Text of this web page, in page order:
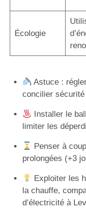
Écologie
Astuce :
concilier
Installer le
limiter les
Penser à
prolongées (+3
Exploiter les
la chauffe,
d’électricité à